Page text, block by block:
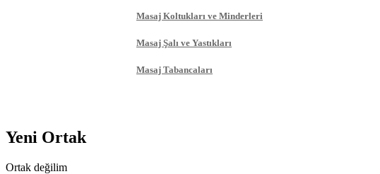
Masaj Koltukları ve Minderleri
Masaj Şalı ve Yastıkları
Masaj Tabancaları
Yeni Ortak
Ortak değilim